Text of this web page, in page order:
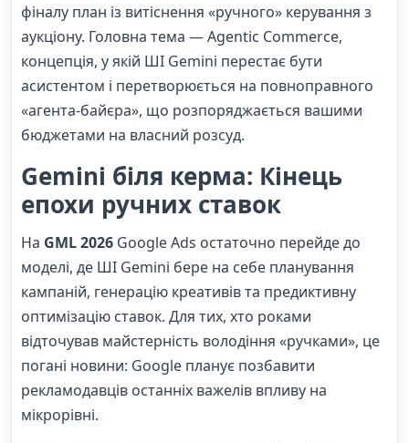
фіналу план із витіснення «ручного» керування з
аукціону. Головна тема — Agentic Commerce,
концепція, у якій ШІ Gemini перестає бути
асистентом і перетворюється на повноправного
«агента-байєра», що розпоряджається вашими
бюджетами на власний розсуд.
Gemini біля керма: Кінець
епохи ручних ставок
На GML 2026 Google Ads остаточно перейде до
моделі, де ШІ Gemini бере на себе планування
кампаній, генерацію креативів та предиктивну
оптимізацію ставок. Для тих, хто роками
відточував майстерність володіння «ручками», це
погані новини: Google планує позбавити
рекламодавців останніх важелів впливу на
мікрорівні.